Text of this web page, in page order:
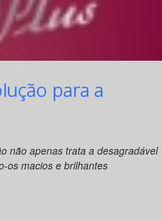
para a
não apenas trata a desagradável
os macios e brilhantes